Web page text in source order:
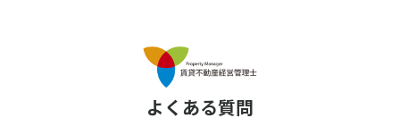
よくある質問